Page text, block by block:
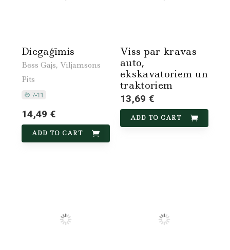
Diegaģīmis
Bess Gajs, Viljamsons
Pits
14,49 €
ADD TO CART
Viss par kravas
auto,
ekskavatoriem un
traktoriem
13,69 €
ADD TO CART